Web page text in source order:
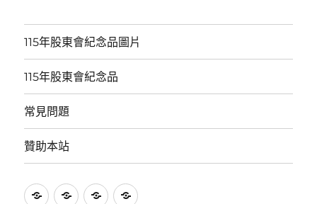
115年股東會紀念品圖片
115年股東會紀念品
常見問題
贊助本站
115 115 常 贊